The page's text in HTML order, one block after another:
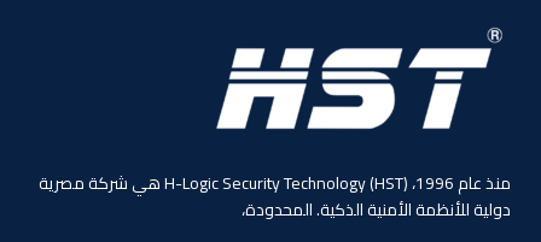
منذ عام 1996، (HST) H-Logic Security Technology هي شركة مصرية
دولية للأنظمة الأمنية الذكية. المحدودة،